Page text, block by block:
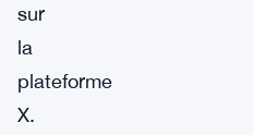
sur
la
plateforme
X.